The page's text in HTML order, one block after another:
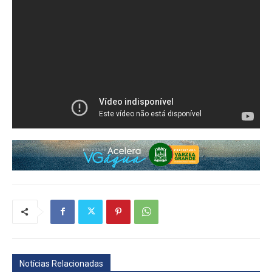
Notícias Relacionadas